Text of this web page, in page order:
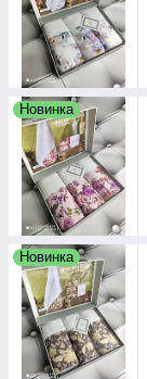
Новинка
Новинка